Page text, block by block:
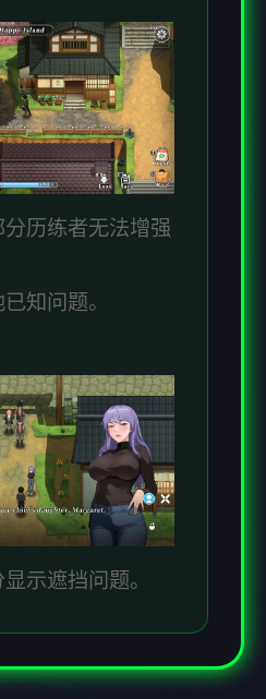
分历练者无法增强
知问题。
示遮挡问题。